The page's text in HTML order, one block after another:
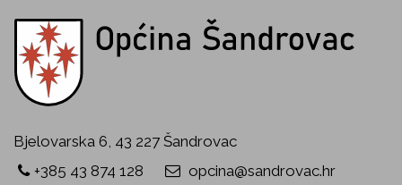
Bjelovarska 6, 43 227 Šandrovac
+385 43 874 128
opcina@sandrovac.hr